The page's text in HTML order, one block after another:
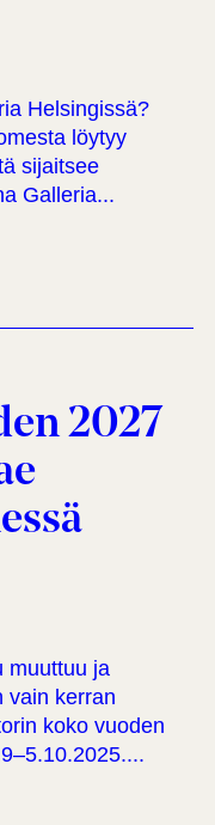
Helsingissä?
löytyy
sijaitsee
Galleria...
2027
muuttuu ja
vain kerran
koko vuoden